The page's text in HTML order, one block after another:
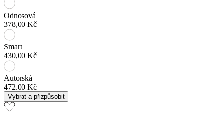
Odnosová
378,00 Kč
Smart
430,00 Kč
Autorská
472,00 Kč
Vybrat a přizpůsobit